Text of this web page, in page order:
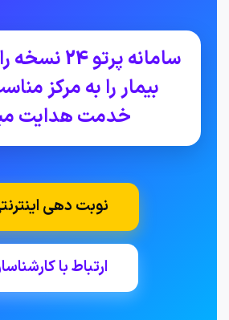
سامانه پرتو
بیمار را به مرکز
خدمت هدایت
نوبت دهی
ارتباط با